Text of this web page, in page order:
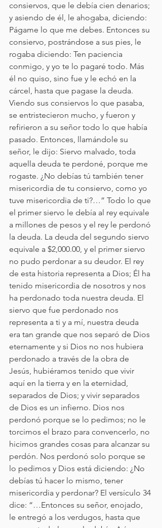
consiervos, que le debía cien denarios;
y asiendo de él, le ahogaba, diciendo:
Págame lo que me debes. Entonces su
consiervo, postrándose a sus pies, le
rogaba diciendo: Ten paciencia
conmigo, y yo te lo pagaré todo. Más
él no quiso, sino fue y le echó en la
cárcel, hasta que pagase la deuda.
Viendo sus consiervos lo que pasaba,
se entristecieron mucho, y fueron y
refirieron a su señor todo lo que había
pasado. Entonces, llamándole su
señor, le dijo: Siervo malvado, toda
aquella deuda te perdoné, porque me
rogaste. ¿No debías tú también tener
misericordia de tu consiervo, como yo
tuve misericordia de ti?…” Todo lo que
el primer siervo le debía al rey equivale
a millones de pesos y el rey le perdonó
la deuda. La deuda del segundo siervo
equivale a $2,000.00, y el primer siervo
no pudo perdonar a su deudor. El rey
de esta historia representa a Dios; Él ha
tenido misericordia de nosotros y nos
ha perdonado toda nuestra deuda. El
siervo que fue perdonado nos
representa a ti y a mí, nuestra deuda
era tan grande que nos separó de Dios
eternamente y si Dios no nos hubiera
perdonado a través de la obra de
Jesús, hubiéramos tenido que vivir
aquí en la tierra y en la eternidad,
separados de Dios; y vivir separados
de Dios es un infierno. Dios nos
perdonó porque se lo pedimos; no le
torcimos el brazo para convencerlo, no
hicimos grandes cosas para alcanzar su
perdón. Nos perdonó solo porque se
lo pedimos y Dios está diciendo: ¿No
debías tú hacer lo mismo, tener
misericordia y perdonar? El versículo 34
dice: “…Entonces su señor, enojado,
le entregó a los verdugos, hasta que